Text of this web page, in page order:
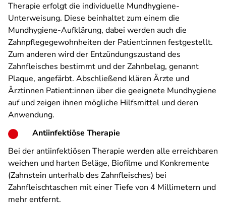
Therapie erfolgt die individuelle Mundhygiene-
Unterweisung. Diese beinhaltet zum einem die
Mundhygiene-Aufklärung, dabei werden auch die
Zahnpflegegewohnheiten der Patient:innen festgestellt.
Zum anderen wird der Entzündungszustand des
Zahnfleisches bestimmt und der Zahnbelag, genannt
Plaque, angefärbt. Abschließend klären Ärzte und
Ärztinnen Patient:innen über die geeignete Mundhygiene
auf und zeigen ihnen mögliche Hilfsmittel und deren
Anwendung.
Antiinfektiöse Therapie
Bei der antiinfektiösen Therapie werden alle erreichbaren
weichen und harten Beläge, Biofilme und Konkremente
(Zahnstein unterhalb des Zahnfleisches) bei
Zahnfleischtaschen mit einer Tiefe von 4 Millimetern und
mehr entfernt.